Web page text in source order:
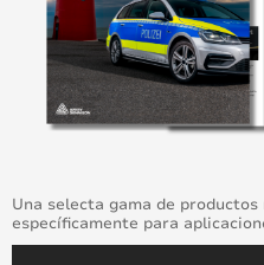
Una selecta gama de
específicamente para